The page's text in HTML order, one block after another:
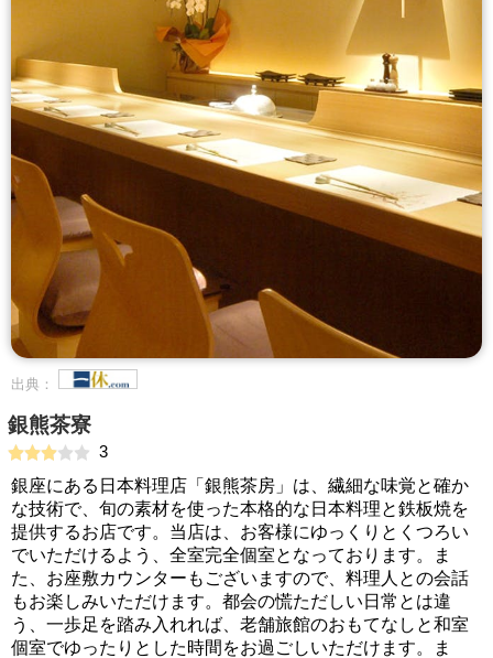
出典：
銀熊茶寮
3
銀座にある日本料理店「銀熊茶房」は、繊細な味覚と確か
な技術で、旬の素材を使った本格的な日本料理と鉄板焼を
提供するお店です。当店は、お客様にゆっくりとくつろい
でいただけるよう、全室完全個室となっております。ま
た、お座敷カウンターもございますので、料理人との会話
もお楽しみいただけます。都会の慌ただしい日常とは違
う、一歩足を踏み入れれば、老舗旅館のおもてなしと和室
個室でゆったりとした時間をお過ごしいただけます。ま